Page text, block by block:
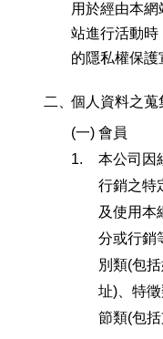
用於經由本
站進行活動
的隱私權保護
二、個人資料之
(一) 會員
1.
本公司因
行銷之特
及使用本
分或行銷
別類(包
址)、特
節類(包